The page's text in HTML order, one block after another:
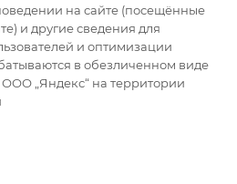
на сайте (посещённые
и другие сведения для
и оптимизации
в обезличенном виде
ООО „Яндекс“ на территории